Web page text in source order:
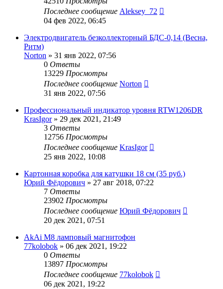
Последнее сообщение Aleksey_72
04 фев 2022, 06:45
Электродвигатель безколлекторный БДС-0,14 (Весна,
Ритм)
Norton » 31 янв 2022, 07:56
0 Ответы
13229 Просмотры
Последнее сообщение Norton
31 янв 2022, 07:56
Профессиональный индикатор уровня RTW1206DR
KrasIgor» 29 дек 2021, 21:49
3 Ответы
12756 Просмотры
Последнее сообщение KrasIgor
25 янв 2022, 10:08
Картонная коробка для катушки 18 см (35 руб.)
Юрий Фёдорович » 27 авг 2018, 07:22
7 Ответы
23902 Просмотры
Последнее сообщение Юрий Фёдорович
20 дек 2021, 07:51
AkAi M8 ламповый магнитофон
77kolobok » 06 дек 2021, 19:22
0 Ответы
13897 Просмотры
Последнее сообщение 77kolobok
06 дек 2021, 19:22